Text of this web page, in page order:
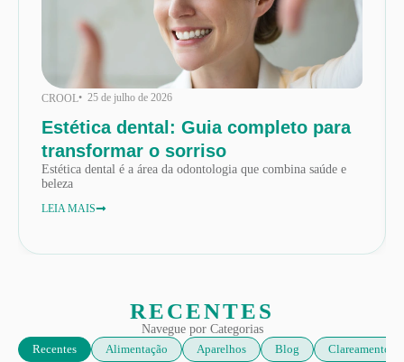
CROOL• 25 de julho de 2026
Estética dental: Guia completo para
transformar o sorriso
Estética dental é a área da odontologia que combina saúde e
beleza
LEIA MAIS
RECENTES
Navegue por Categorias
Alimentação
Aparelhos Blog Clareamento
Recentes